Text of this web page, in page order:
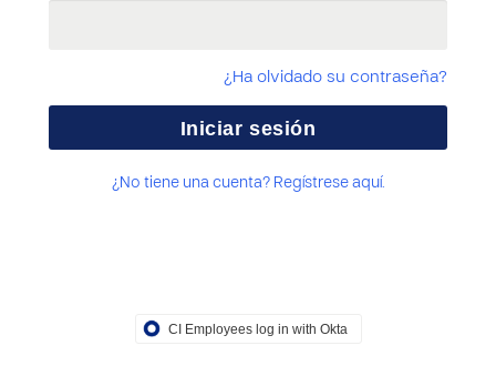
¿Ha olvidado su contraseña?
¿No tiene una cuenta? Regístrese aquí.
CI Employees log in with Okta